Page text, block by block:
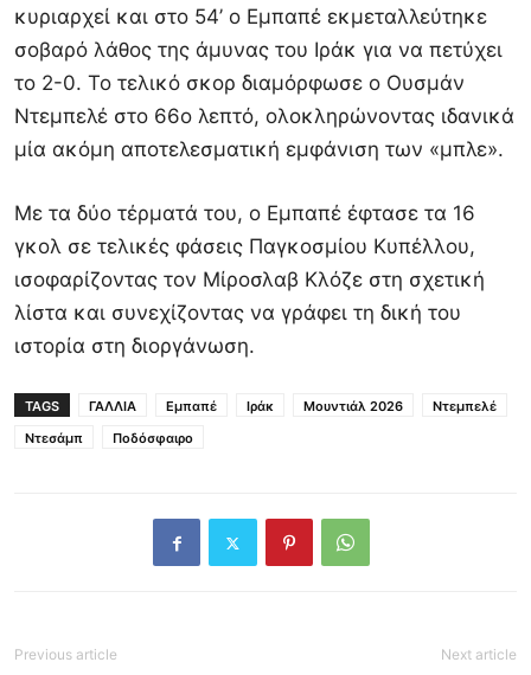
κυριαρχεί και στο 54’ ο Εμπαπέ εκμεταλλεύτηκε
σοβαρό λάθος της άμυνας του Ιράκ για να πετύχει
το 2-0. Το τελικό σκορ διαμόρφωσε ο Ουσμάν
Ντεμπελέ στο 66ο λεπτό, ολοκληρώνοντας ιδανικά
μία ακόμη αποτελεσματική εμφάνιση των «μπλε».
Με τα δύο τέρματά του, ο Εμπαπέ έφτασε τα 16
γκολ σε τελικές φάσεις Παγκοσμίου Κυπέλλου,
ισοφαρίζοντας τον Μίροσλαβ Κλόζε στη σχετική
λίστα και συνεχίζοντας να γράφει τη δική του
ιστορία στη διοργάνωση.
TAGS ΓΑΛΛΙΑ Εμπαπέ Ιράκ Μουντιάλ 2026
Ντεμπελέ
Ντεσάμπ
Ποδόσφαιρο
Previous article Next article